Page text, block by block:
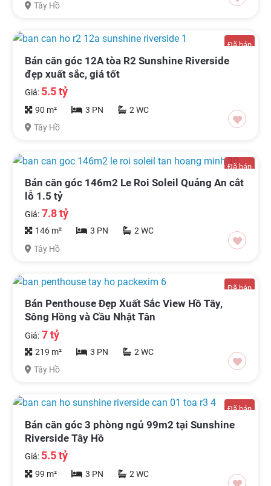
Tây Hồ
Đã bán
Bán căn góc 12A tòa R2 Sunshine Riverside
đẹp xuất sắc, giá tốt
Giá: 5.5 tỷ
90 m² 3 PN
2 WC
Tây Hồ
Đã bán
Bán căn góc 146m2 Le Roi Soleil Quảng An cắt
lỗ 1.5 tỷ
Giá:7.8 tỷ
146 m² 3 PN
2 WC
Tây Hồ
Đã bán
Bán Penthouse Đẹp Xuất Sắc View Hồ Tây,
Sông Hồng và Cầu Nhật Tân
Giá:7 tỷ
219 m² 3 PN
2 WC
Tây Hồ
Đã bán
Bán căn góc 3 phòng ngủ 99m2 tại Sunshine
Riverside Tây Hồ
Giá: 5.5 tỷ
99 m² 3 PN
2 WC